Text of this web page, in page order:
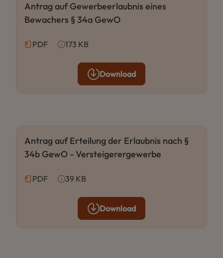
Antrag auf Gewerbeerlaubnis eines
Bewachers § 34a GewO
PDF 173 KB
Download
Antrag auf Erteilung der Erlaubnis nach §
34b GewO - Versteigerergewerbe
PDF 39 KB
Download